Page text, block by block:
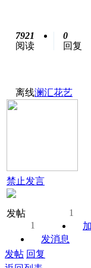
7921
阅读
0
回复
离线澜汇花艺
禁止发言
发帖 1
1
发消息
发帖 回复